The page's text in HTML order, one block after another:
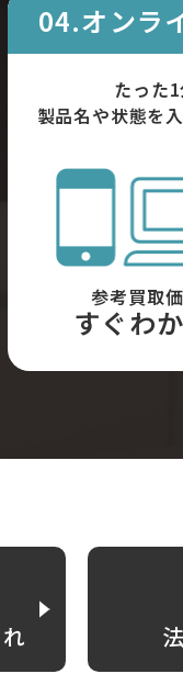
04.オンラ
たった
製品名や状態を
参考買取
すぐわ